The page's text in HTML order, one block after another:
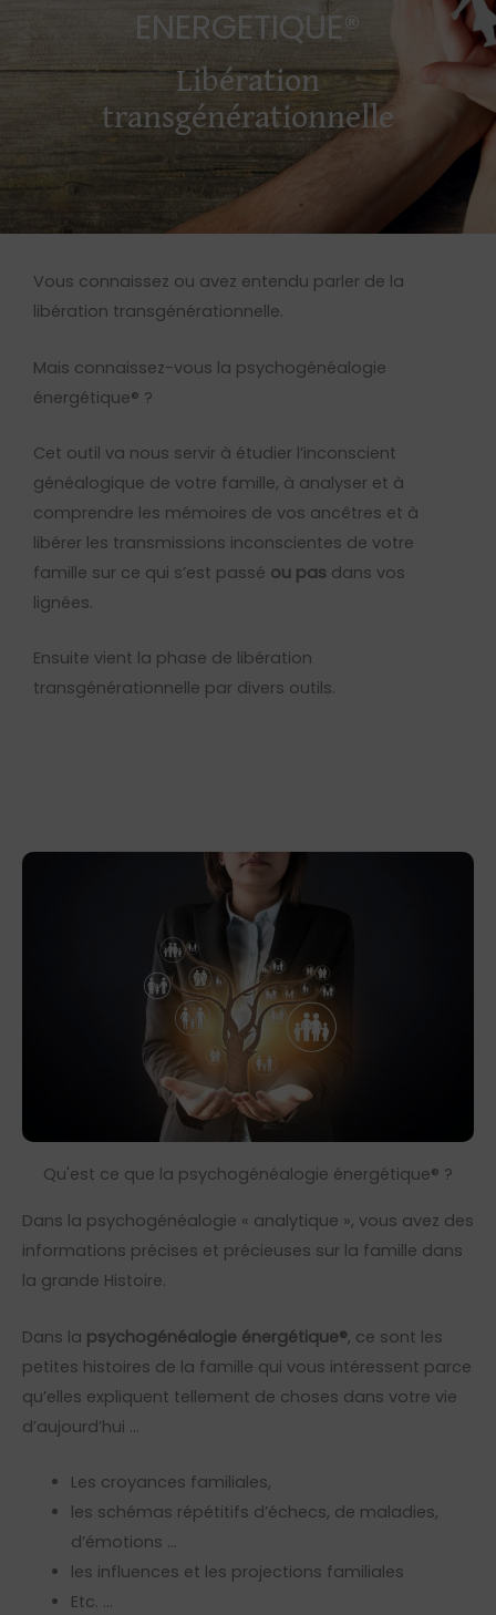
ENERGETIQUE®
Libération
transgénérationnelle
Vous connaissez ou avez entendu parler de la
libération transgénérationnelle.
Mais connaissez-vous la psychogénéalogie
énergétique® ?
Cet outil va nous servir à étudier l’inconscient
généalogique de votre famille, à analyser et à
comprendre les mémoires de vos ancêtres et à
libérer les transmissions inconscientes de votre
famille sur ce qui s’est passé ou pas dans vos
lignées.
Ensuite vient la phase de libération
transgénérationnelle par divers outils.
Qu'est ce que la psychogénéalogie énergétique® ?
Dans la psychogénéalogie « analytique », vous avez des
informations précises et précieuses sur la famille dans
la grande Histoire.
Dans la psychogénéalogie énergétique®, ce sont les
petites histoires de la famille qui vous intéressent parce
qu’elles expliquent tellement de choses dans votre vie
d’aujourd’hui …
Les croyances familiales,
les schémas répétitifs d’échecs, de maladies,
d’émotions …
les influences et les projections familiales
Etc. …